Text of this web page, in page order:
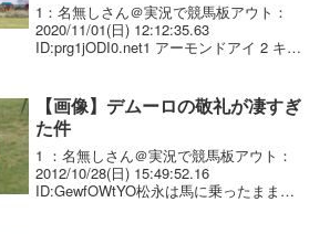
1：名無しさん＠実況で競馬板アウト：
2020/11/01(日) 12:12:35.63
ID:prg1jODI0.net1 アーモンドアイ 2 キセ
ー ...
【画像】デムーロの敬礼が凄すぎ
た件
1 ：名無しさん＠実況で競馬板アウト：
2012/10/28(日) 15:49:52.16
ID:GewfOWtYO松永は馬に乗ったままだ